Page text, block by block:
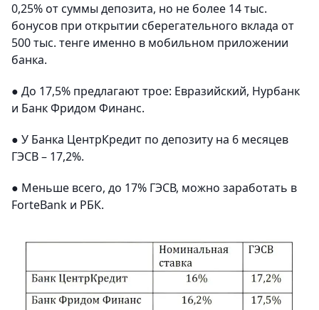
0,25% от суммы депозита, но не более 14 тыс.
бонусов при открытии сберегательного вклада от
500 тыс. тенге именно в мобильном приложении
банка.
● До 17,5% предлагают трое: Евразийский, Нурбанк
и Банк Фридом Финанс.
● У Банка ЦентрКредит по депозиту на 6 месяцев
ГЭСВ – 17,2%.
● Меньше всего, до 17% ГЭСВ, можно заработать в
ForteBank и РБК.